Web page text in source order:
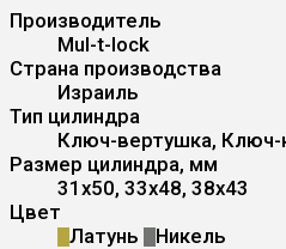
Производитель
Mul-t-lock
Страна производства
Израиль
Тип цилиндра
Ключ-вертушка,
Размер цилиндра, мм
31x50, 33x48, 38x43
Цвет
Латунь
Никель